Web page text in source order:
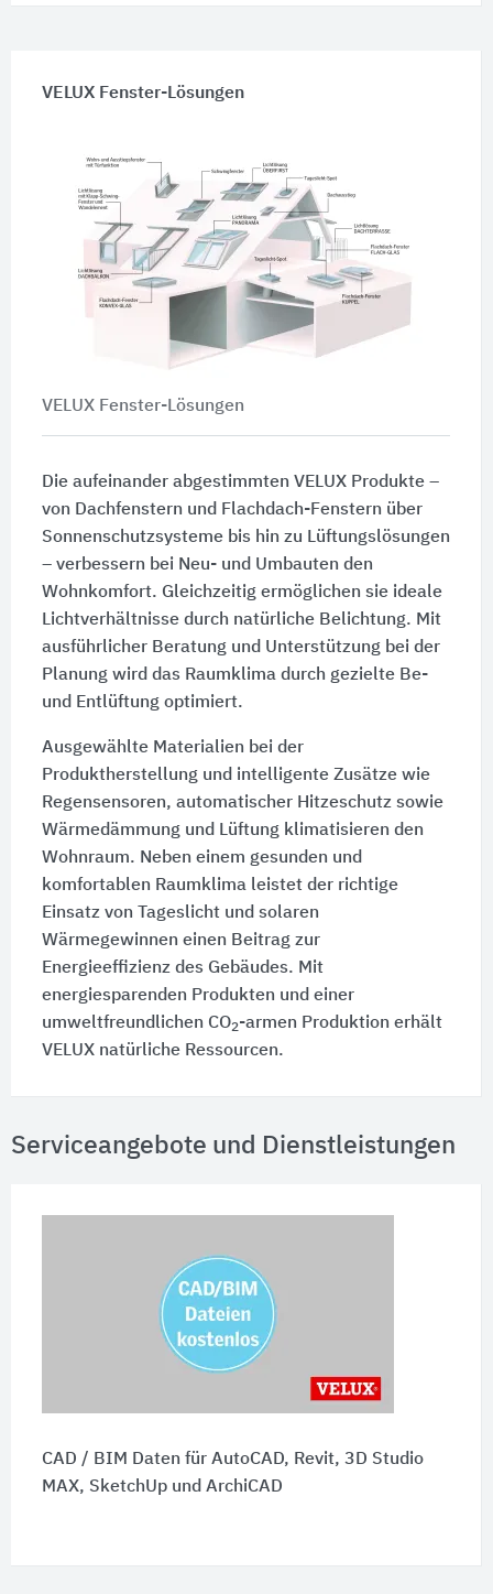
VELUX Fenster-Lösungen
VELUX Fenster-Lösungen
Die aufeinander abgestimmten VELUX Produkte –
von Dachfenstern und Flachdach-Fenstern über
Sonnenschutzsysteme bis hin zu Lüftungslösungen
– verbessern bei Neu- und Umbauten den
Wohnkomfort. Gleichzeitig ermöglichen sie ideale
Lichtverhältnisse durch natürliche Belichtung. Mit
ausführlicher Beratung und Unterstützung bei der
Planung wird das Raumklima durch gezielte Be-
und Entlüftung optimiert.
Ausgewählte Materialien bei der
Produktherstellung und intelligente Zusätze wie
Regensensoren, automatischer Hitzeschutz sowie
Wärmedämmung und Lüftung klimatisieren den
Wohnraum. Neben einem gesunden und
komfortablen Raumklima leistet der richtige
Einsatz von Tageslicht und solaren
Wärmegewinnen einen Beitrag zur
Energieeffizienz des Gebäudes. Mit
energiesparenden Produkten und einer
umweltfreundlichen CO2-armen Produktion erhält
VELUX natürliche Ressourcen.
Serviceangebote und Dienstleistungen
CAD / BIM Daten für AutoCAD, Revit, 3D Studio
MAX, SketchUp und ArchiCAD